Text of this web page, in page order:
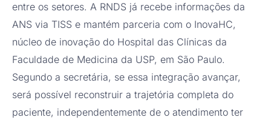
entre os setores. A RNDS já recebe informações da
ANS via TISS e mantém parceria com o InovaHC,
núcleo de inovação do Hospital das Clínicas da
Faculdade de Medicina da USP, em São Paulo.
Segundo a secretária, se essa integração avançar,
será possível reconstruir a trajetória completa do
paciente, independentemente de o atendimento ter